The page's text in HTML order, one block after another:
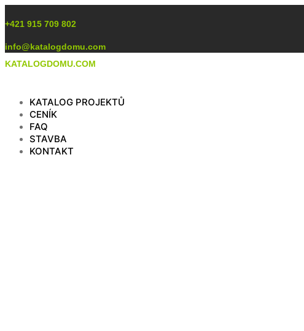
obsah
+421 915 709 802
info@katalogdomu.com
KATALOGDOMU.COM
KATALOG PROJEKTŮ
CENÍK
FAQ
STAVBA
KONTAKT